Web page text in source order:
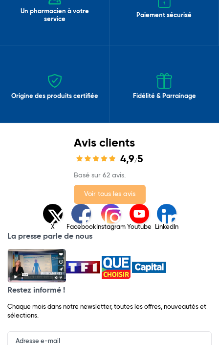
Un pharmacien à votre
service
Paiement sécurisé
Origine des produits certifiée Fidélité & Parrainage
Avis clients
4,9/5
Basé sur 62 avis.
Voir tous les avis
X Facebook Instagram Youtube LinkedIn
La presse parle de nous
Restez informé !
Chaque mois dans notre newsletter, toutes les offres, nouveautés et
sélections.
Input
Newsletter